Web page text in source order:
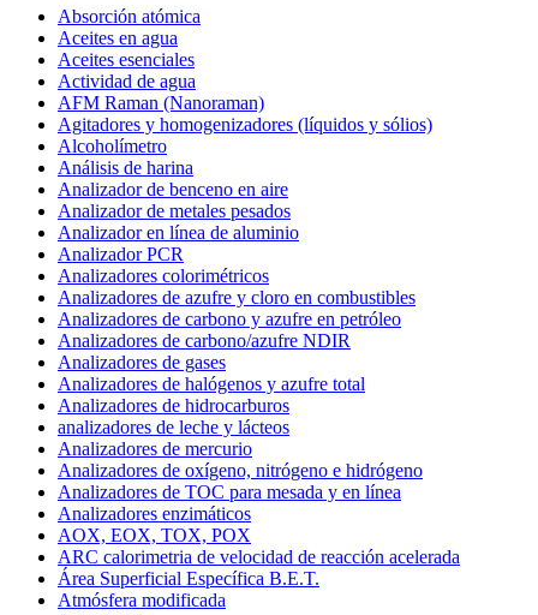
Absorción atómica
Aceites en agua
Aceites esenciales
Actividad de agua
AFM Raman (Nanoraman)
Agitadores y homogenizadores (líquidos y sólios)
Alcoholímetro
Análisis de harina
Analizador de benceno en aire
Analizador de metales pesados
Analizador en línea de aluminio
Analizador PCR
Analizadores colorimétricos
Analizadores de azufre y cloro en combustibles
Analizadores de carbono y azufre en petróleo
Analizadores de carbono/azufre NDIR
Analizadores de gases
Analizadores de halógenos y azufre total
Analizadores de hidrocarburos
analizadores de leche y lácteos
Analizadores de mercurio
Analizadores de oxígeno, nitrógeno e hidrógeno
Analizadores de TOC para mesada y en línea
Analizadores enzimáticos
AOX, EOX, TOX, POX
ARC calorimetria de velocidad de reacción acelerada
Área Superficial Específica B.E.T.
Atmósfera modificada